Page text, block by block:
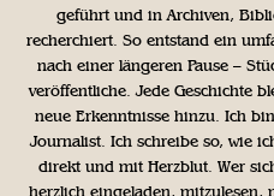
geführt und in Archiven,
recherchiert. So entstand ein
nach einer längeren Pause –
veröffentliche. Jede Geschichte
neue Erkenntnisse hinzu. Ich
Journalist. Ich schreibe so, wie
direkt und mit Herzblut. Wer
herzlich eingeladen, mitzulesen,